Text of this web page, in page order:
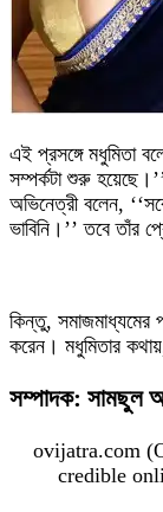
এই প্রসঙ্গে মধুমিতা
সম্পর্কটা শুরু
অভিনেত্রী বলেন,
ভাবিনি।’’ তবে তাঁর
কিন্তু, সমাজমাধ্যমের
করেন। মধুমিতার
সম্পাদক: সামছুল
ovijatra.com
credible